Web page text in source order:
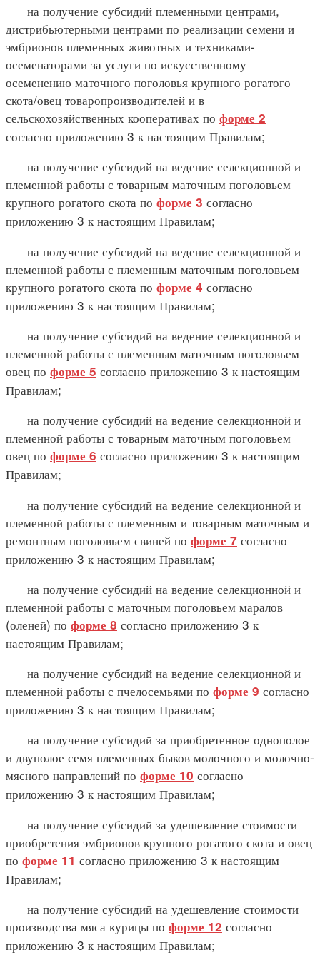
на получение субсидий племенными центрами,
дистрибьютерными центрами по реализации семени и
эмбрионов племенных животных и техниками-
осеменаторами за услуги по искусственному
осеменению маточного поголовья крупного рогатого
скота/овец товаропроизводителей и в
сельскохозяйственных кооперативах по форме 2
согласно приложению 3 к настоящим Правилам;
на получение субсидий на ведение селекционной и
племенной работы с товарным маточным поголовьем
крупного рогатого скота по форме 3 согласно
приложению 3 к настоящим Правилам;
на получение субсидий на ведение селекционной и
племенной работы с племенным маточным поголовьем
крупного рогатого скота по форме 4 согласно
приложению 3 к настоящим Правилам;
на получение субсидий на ведение селекционной и
племенной работы с племенным маточным поголовьем
овец по форме 5 согласно приложению 3 к настоящим
Правилам;
на получение субсидий на ведение селекционной и
племенной работы с товарным маточным поголовьем
овец по форме 6 согласно приложению 3 к настоящим
Правилам;
на получение субсидий на ведение селекционной и
племенной работы с племенным и товарным маточным и
ремонтным поголовьем свиней по форме 7 согласно
приложению 3 к настоящим Правилам;
на получение субсидий на ведение селекционной и
племенной работы с маточным поголовьем маралов
(оленей) по форме 8 согласно приложению 3 к
настоящим Правилам;
на получение субсидий на ведение селекционной и
племенной работы с пчелосемьями по форме 9 согласно
приложению 3 к настоящим Правилам;
на получение субсидий за приобретенное однополое
и двуполое семя племенных быков молочного и молочно-
мясного направлений по форме 10 согласно
приложению 3 к настоящим Правилам;
на получение субсидий за удешевление стоимости
приобретения эмбрионов крупного рогатого скота и овец
по форме 11 согласно приложению 3 к настоящим
Правилам;
на получение субсидий на удешевление стоимости
производства мяса курицы по форме 12 согласно
приложению 3 к настоящим Правилам;